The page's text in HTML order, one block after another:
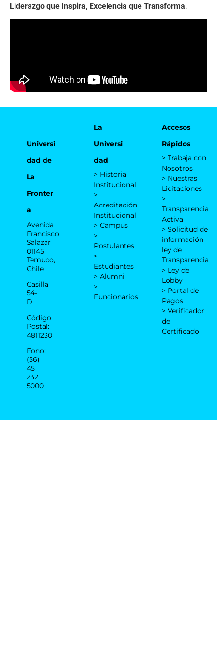
Liderazgo que Inspira, Excelencia que Transforma.
Universi
dad de
La
Fronter
a
Avenida
Francisco
Salazar
01145
Temuco,
Chile
Casilla
54-
D
Código
Postal:
4811230
Fono:
(56)
45
232
5000
La
Universi
dad
> Historia
Institucional
>
Acreditación
Institucional
> Campus
>
Postulantes
>
Estudiantes
> Alumni
>
Funcionarios
Accesos
Rápidos
> Trabaja con
Nosotros
> Nuestras
Licitaciones
>
Transparencia
Activa
> Solicitud de
información
ley de
Transparencia
> Ley de
Lobby
> Portal de
Pagos
> Verificador
de
Certificado